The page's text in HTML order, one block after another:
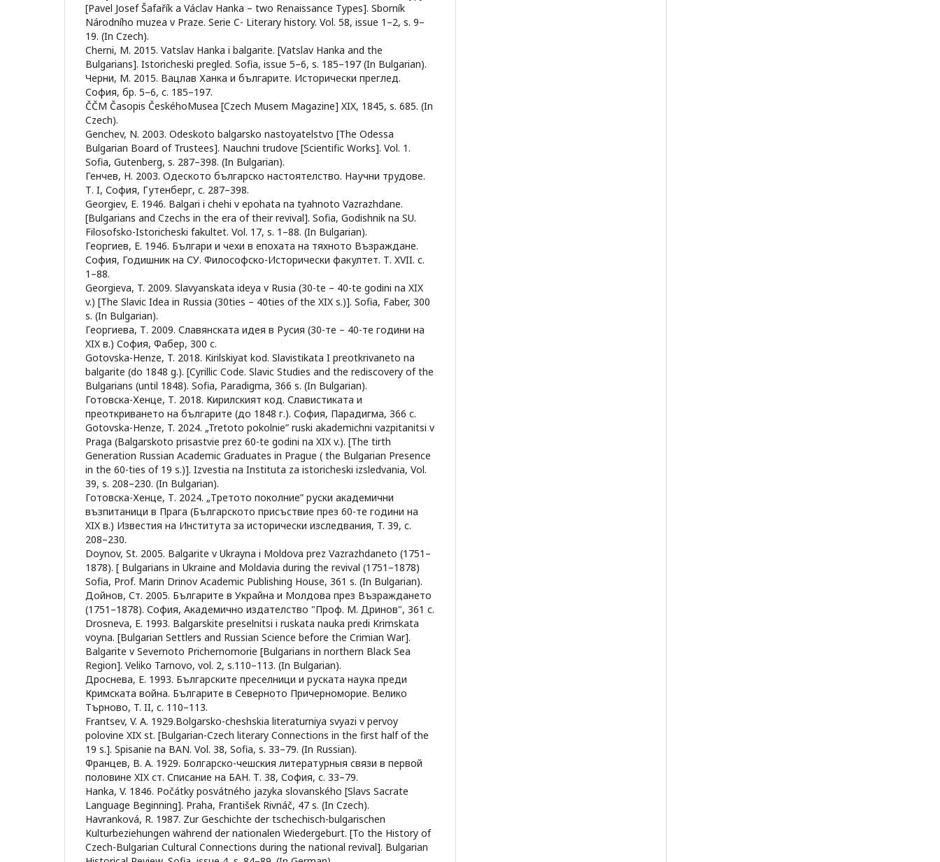
[Pavel Josef Šafařík a Václav Hanka – two Renaissance Types]. Sborník
Národního muzea v Praze. Serie C- Literary history. Vol. 58, issue 1–2, s. 9–
19. (In Czech).
Cherni, M. 2015. Vatslav Hanka i balgarite. [Vatslav Hanka and the
Bulgarians]. Istoricheski pregled. Sofia, issue 5–6, s. 185–197 (In Bulgarian).
Черни, М. 2015. Вацлав Ханка и българите. Исторически преглед.
София, бр. 5–6, с. 185–197.
ČČМ Časopis ČeskéhoMusea [Czech Musem Magazine] XIX, 1845, s. 685. (In
Czech).
Genchev, N. 2003. Odeskoto balgarsko nastoyatelstvo [The Odessa
Bulgarian Board of Trustees]. Nauchni trudove [Scientific Works]. Vol. 1.
Sofia, Gutenberg, s. 287–398. (In Bulgarian).
Генчев, Н. 2003. Одеското българско настоятелство. Научни трудове.
Т. I, София, Гутенберг, c. 287–398.
Georgiev, E. 1946. Balgari i chehi v epohata na tyahnoto Vazrazhdane.
[Bulgarians and Czechs in the era of their revival]. Sofia, Godishnik na SU.
Filosofsko-Istoricheski fakultet. Vol. 17, s. 1–88. (In Bulgarian).
Георгиев, Е. 1946. Българи и чехи в епохата на тяхното Възраждане.
София, Годишник на СУ. Философско-Исторически факултет. Т. XVII. с.
1–88.
Georgieva, T. 2009. Slavyanskata ideya v Rusia (30-te – 40-te godini na XIX
v.) [The Slavic Idea in Russia (30ties – 40ties of the XIX s.)]. Sofia, Faber, 300
s. (In Bulgarian).
Георгиева, Т. 2009. Славянската идея в Русия (30-те – 40-те години на
XIX в.) София, Фабер, 300 с.
Gotovska-Henze, T. 2018. Kirilskiyat kod. Slavistikata I preotkrivaneto na
balgarite (do 1848 g.). [Cyrillic Code. Slavic Studies and the rediscovery of the
Bulgarians (until 1848). Sofia, Paradigma, 366 s. (In Bulgarian).
Готовска-Хенце, Т. 2018. Кирилският код. Славистиката и
преоткриването на българите (до 1848 г.). София, Парадигма, 366 с.
Gotovska-Henze, T. 2024. „Tretoto pokolnie” ruski akademichni vazpitanitsi v
Praga (Balgarskoto prisastvie prez 60-te godini na XIX v.). [The tirth
Generation Russian Academic Graduates in Prague ( the Bulgarian Presence
in the 60-ties of 19 s.)]. Izvestia na Instituta za istoricheski izsledvania, Vol.
39, s. 208–230. (In Bulgarian).
Готовска-Хенце, Т. 2024. „Третото поколние” руски академични
възпитаници в Прага (Българското присъствие през 60-те години на
XIX в.) Известия на Института за исторически изследвания, T. 39, с.
208–230.
Doynov, St. 2005. Balgarite v Ukrayna i Moldova prez Vazrazhdaneto (1751–
1878). [ Bulgarians in Ukraine and Moldavia during the revival (1751–1878)
Sofia, Prof. Marin Drinov Academic Publishing House, 361 s. (In Bulgarian).
Дойнов, Ст. 2005. Българите в Украйна и Молдова през Възраждането
(1751–1878). София, Академично издателство "Проф. М. Дринов", 361 с.
Drosneva, E. 1993. Balgarskite preselnitsi i ruskata nauka predi Krimskata
voyna. [Bulgarian Settlers and Russian Science before the Crimian War].
Balgarite v Severnoto Prichernomorie [Bulgarians in northern Black Sea
Region]. Veliko Tarnovo, vol. 2, s.110–113. (In Bulgarian).
Дроснева, Е. 1993. Българските преселници и руската наука преди
Кримската война. Българите в Северното Причерноморие. Велико
Търново, T. II, с. 110–113.
Frantsev, V. A. 1929.Bolgarsko-cheshskia literaturniya svyazi v pervoy
polovine XIX st. [Bulgarian-Czech literary Connections in the first half of the
19 s.]. Spisanie na BAN. Vol. 38, Sofia, s. 33–79. (In Russian).
Францев, В. А. 1929. Болгарско-чешския литературныя связи в первой
половине XIX ст. Списание на БАН. Т. 38, София, с. 33–79.
Hanka, V. 1846. Počátky posvátného jazyka slovanského [Slavs Sacrate
Language Beginning]. Praha, František Rivnáč, 47 s. (In Czech).
Havranková, R. 1987. Zur Geschichte der tschechisch-bulgarischen
Kulturbeziehungen während der nationalen Wiedergeburt. [To the History of
Czech-Bulgarian Cultural Connections during the national revival]. Bulgarian